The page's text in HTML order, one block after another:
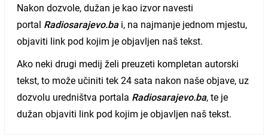
Nakon dozvole, dužan je kao izvor navesti
portal Radiosarajevo.bai, na najmanje jednom mjestu,
objaviti link pod kojim je objavljen naš tekst.
Ako neki drugi medij želi preuzeti kompletan autorski
tekst, to može učiniti tek 24 sata nakon naše objave, uz
dozvolu uredništva portala Radiosarajevo.ba, te je
dužan objaviti link pod kojim je objavljen naš tekst.